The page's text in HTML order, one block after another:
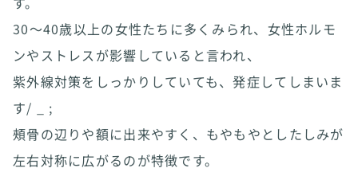
30〜40歳以上の女性たちに多くみられ、女性ホルモ
ンやストレスが影響していると言われ、
紫外線対策をしっかりしていても、発症してしまいま
す/ _ ;
頰骨の辺りや額に出来やすく、もやもやとしたしみが
左右対称に広がるのが特徴です。